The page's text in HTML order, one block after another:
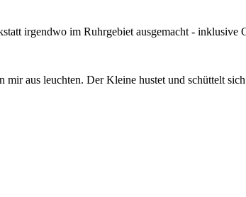
irgendwo im Ruhrgebiet ausgemacht - inklusive
aus leuchten. Der Kleine hustet und schüttelt